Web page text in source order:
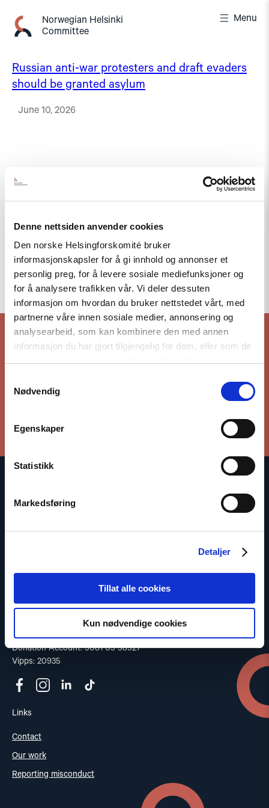
Denne nettsiden anvender cookies
Den norske Helsingforskomité bruker
informasjonskapsler for å gi innhold og annonser et
personlig preg, for å levere sosiale mediefunksjoner og
for å analysere trafikken vår. Vi deler dessuten
informasjon om hvordan du bruker nettstedet vårt, med
partnerne våre innen sosiale medier, annonsering og
analysearbeid, som kan kombinere den med annen
informasjon du har gjort tilgjengelig for dem, eller som de
Nødvendig
Egenskaper
Statistikk
Markedsføring
Detaljer
Tillat alle cookies
Kun nødvendige cookies
content
Norwegian Helsinki
Committee
Menu
Russian anti-war protesters and draft evaders
should be granted asylum
June 10, 2026
To the top
Stay up to date with our work
Helsinki Declaration, which states that respect for human rights
Contact
Address: St. Olavs gate 25, 0166 OSLO
Post: Postboks 357 Sentrum, 0101 OSLO
Phone: +47 953 32 235
Email:
Donation Account: 5081 05 58927
Vipps: 20935
Links
Contact
Our work
Reporting misconduct